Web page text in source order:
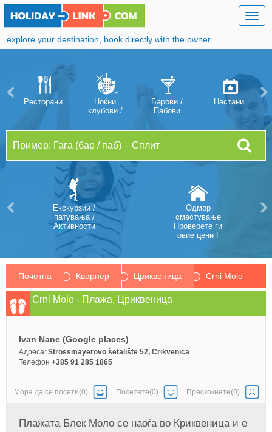
explore your destination, book directly with the owner
Pесторани
Ноќни
клубови /
Барови /
Пабови
Hастани
Екскурзии /
патувања /
Aктивности
Oдмор
сместување
Проверете ги
овие цени !
Почетна Кварнер Цриквеница Crni Molo
Crni Molo - Плажа, Цриквеница
Ivan Nane (Google places)
Aдреса: Strossmayerovo šetalište 52, Crikvenica
Телефон +385 91 285 1865
Mора да се посети(0) Посетете(0) Прескокнете(0)
Плажата Блек Моло се наоѓа во Криквеница и е